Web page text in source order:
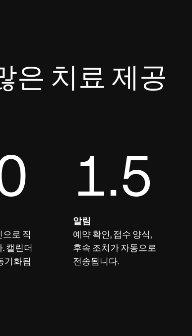
은 치료 제공
으로 직
캘린더
기화됩
1.5
알림
예약 확인, 접수 양식,
후속 조치가 자동으로
전송됩니다.